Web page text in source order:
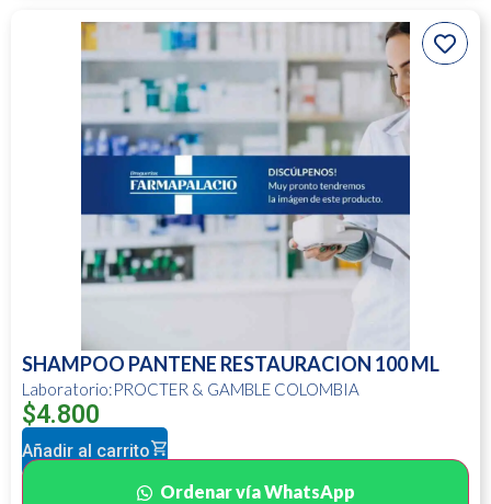
SHAMPOO PANTENE RESTAURACION 100 ML
Laboratorio:PROCTER & GAMBLE COLOMBIA
$4.800
Añadir al carrito
Ordenar vía WhatsApp